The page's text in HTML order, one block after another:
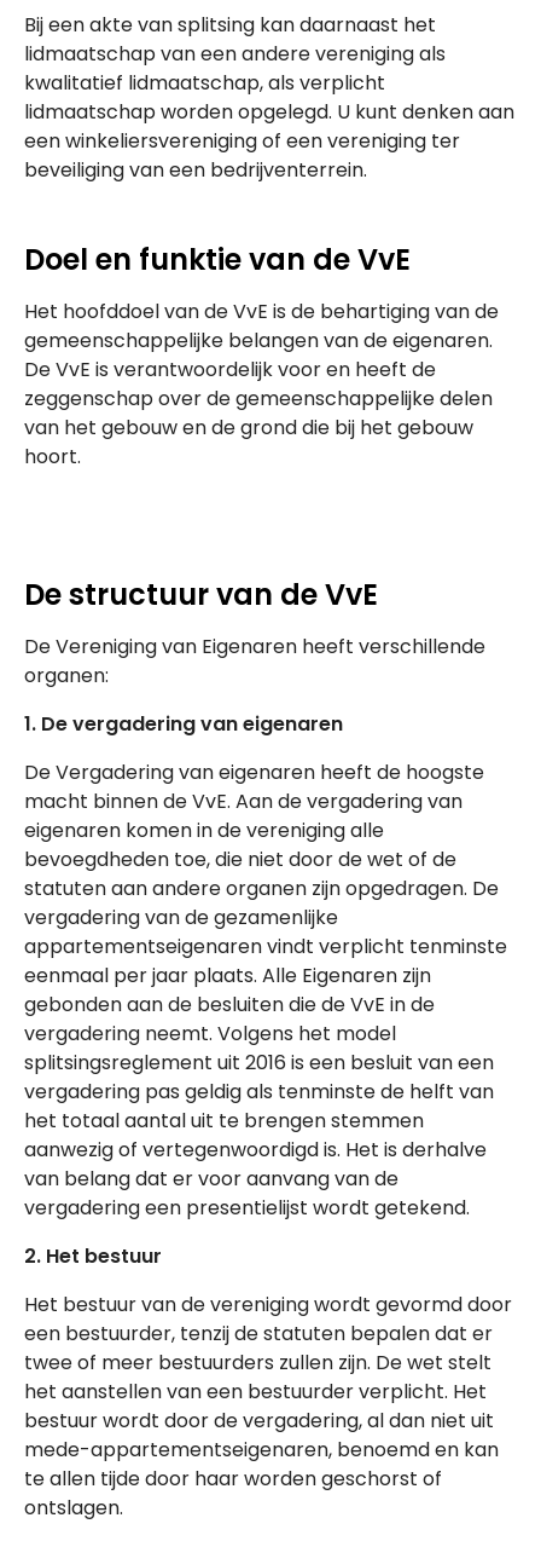
Bij een akte van splitsing kan daarnaast het
lidmaatschap van een andere vereniging als
kwalitatief lidmaatschap, als verplicht
lidmaatschap worden opgelegd. U kunt denken aan
een winkeliersvereniging of een vereniging ter
beveiliging van een bedrijventerrein.
Doel en funktie van de VvE
Het hoofddoel van de VvE is de behartiging van de
gemeenschappelijke belangen van de eigenaren.
De VvE is verantwoordelijk voor en heeft de
zeggenschap over de gemeenschappelijke delen
van het gebouw en de grond die bij het gebouw
hoort.
De structuur van de VvE
De Vereniging van Eigenaren heeft verschillende
organen:
1. De vergadering van eigenaren
De Vergadering van eigenaren heeft de hoogste
macht binnen de VvE. Aan de vergadering van
eigenaren komen in de vereniging alle
bevoegdheden toe, die niet door de wet of de
statuten aan andere organen zijn opgedragen. De
vergadering van de gezamenlijke
appartementseigenaren vindt verplicht tenminste
eenmaal per jaar plaats. Alle Eigenaren zijn
gebonden aan de besluiten die de VvE in de
vergadering neemt. Volgens het model
splitsingsreglement uit 2016 is een besluit van een
vergadering pas geldig als tenminste de helft van
het totaal aantal uit te brengen stemmen
aanwezig of vertegenwoordigd is. Het is derhalve
van belang dat er voor aanvang van de
vergadering een presentielijst wordt getekend.
2. Het bestuur
Het bestuur van de vereniging wordt gevormd door
een bestuurder, tenzij de statuten bepalen dat er
twee of meer bestuurders zullen zijn. De wet stelt
het aanstellen van een bestuurder verplicht. Het
bestuur wordt door de vergadering, al dan niet uit
mede-appartementseigenaren, benoemd en kan
te allen tijde door haar worden geschorst of
ontslagen.